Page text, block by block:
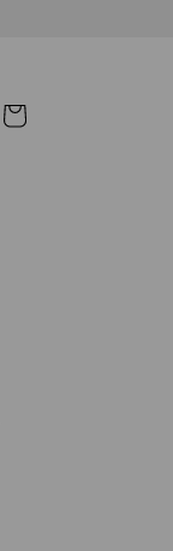
Cart